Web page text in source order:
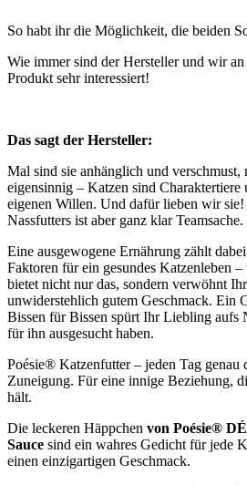
So habt ihr die Möglichkeit, die beiden
Wie immer sind der Hersteller und wir
Produkt sehr interessiert!
Das sagt der Hersteller:
Mal sind sie anhänglich und verschmust,
eigensinnig – Katzen sind Charaktertiere
eigenen Willen. Und dafür lieben wir
Nassfutters ist aber ganz klar Teamsache.
Eine ausgewogene Ernährung zählt
Faktoren für ein gesundes Katzenleben
bietet nicht nur das, sondern verwöhnt
unwiderstehlich gutem Geschmack. Ein
Bissen für Bissen spürt Ihr Liebling aufs
für ihn ausgesucht haben.
Poésie® Katzenfutter – jeden Tag genau
Zuneigung. Für eine innige Beziehung,
hält.
Die leckeren Häppchen von Poésie®
Sauce sind ein wahres Gedicht für jede
einen einzigartigen Geschmack.